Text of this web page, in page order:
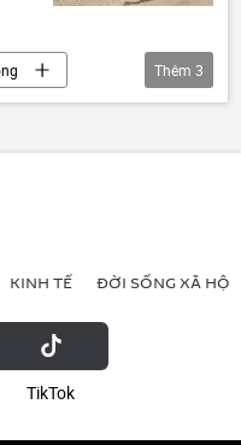
Kỳ
Thêm 3
KINH TẾ ĐỜI SỐNG XÃ HỘI
ТikТоk